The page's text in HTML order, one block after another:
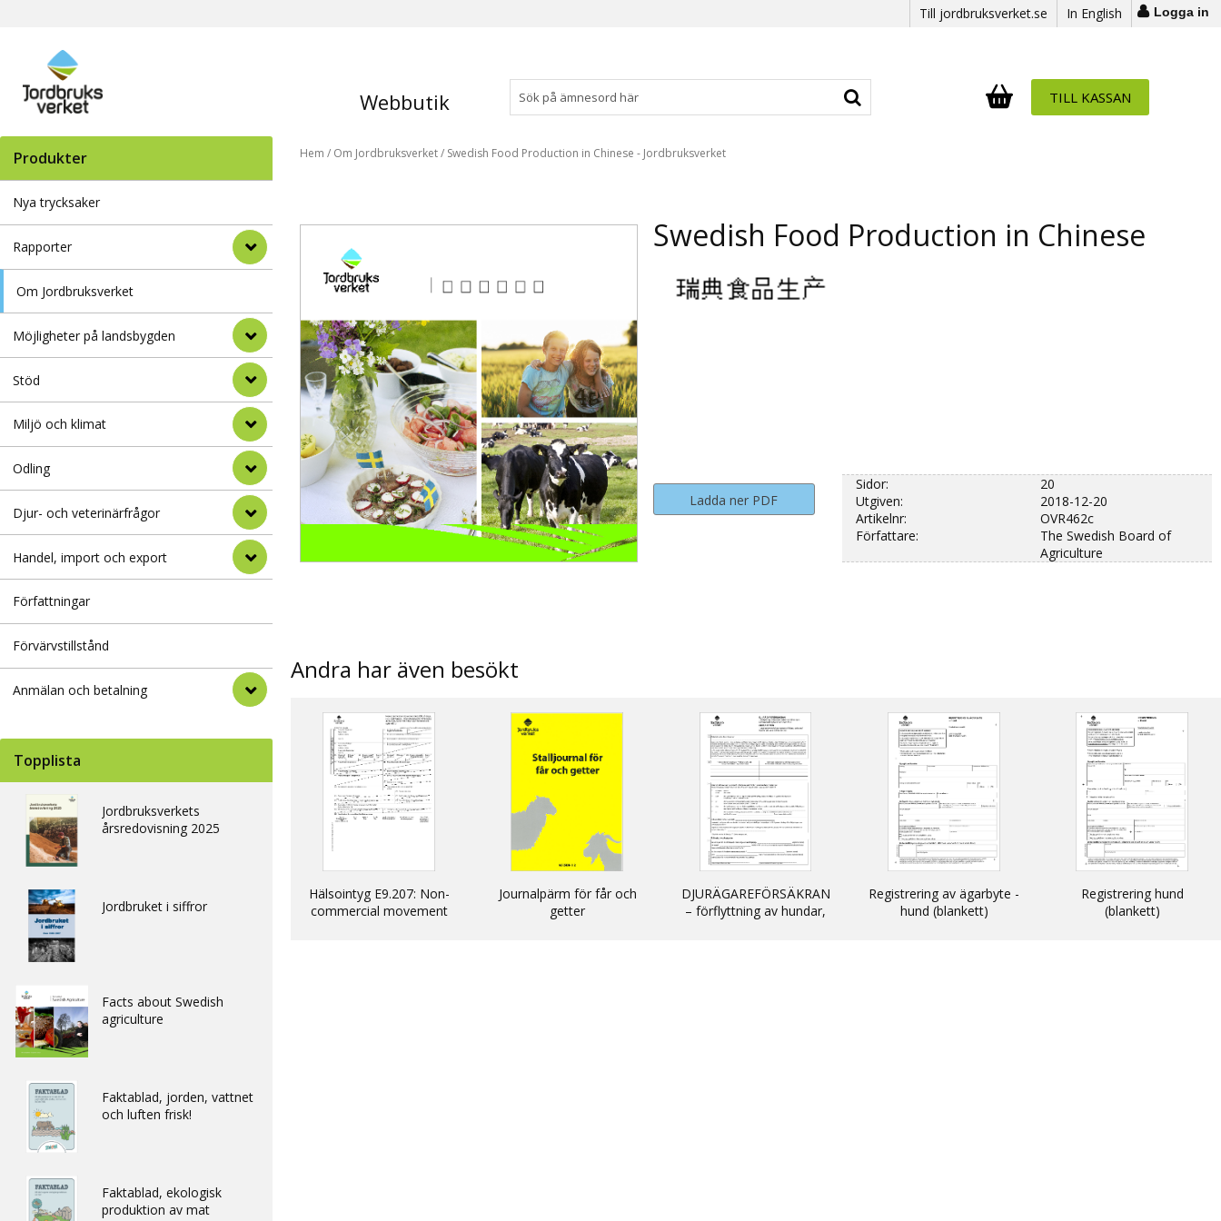
Till jordbruksverket.se In English Logga in
Webbutik Antal i varukorg:
. TILL KASSAN
Produkter
Nya trycksaker
Rapporter
Om Jordbruksverket
Möjligheter på landsbygden
Stöd
Miljö och klimat
Odling
Djur- och veterinärfrågor
Handel, import och export
Författningar
Förvärvstillstånd
Anmälan och betalning
Topplista
Jordbruksverkets
årsredovisning 2025
Jordbruket i siffror
Facts about Swedish
agriculture
Faktablad, jorden, vattnet
och luften frisk!
Faktablad, ekologisk
produktion av mat
Hem / Om Jordbruksverket/ Swedish Food Production in Chinese - Jordbruksverket
Swedish Food Production in Chinese
Ladda ner PDF
Sidor:
20
Utgiven:
2018-12-20
Artikelnr:
OVR462c
Författare:
The Swedish Board of
Agriculture
Andra har även besökt
Hälsointyg E9.207: Non-
commercial movement
Journalpärm för får och
getter
DJURÄGAREFÖRSÄKRAN
– förflyttning av hundar,
Registrering av ägarbyte -
hund (blankett)
Registrering hund
(blankett)